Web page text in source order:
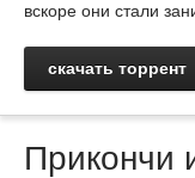
вскоре они стали
скачать торрент
Прикончи